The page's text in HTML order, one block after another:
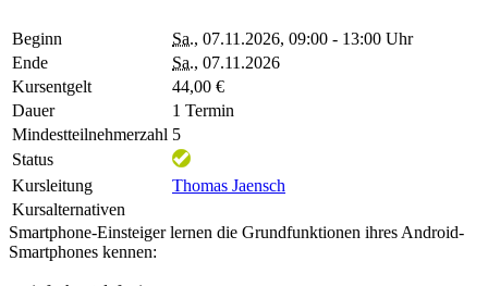
Beginn Sa., 07.11.2026, 09:00 - 13:00 Uhr
Ende
Sa., 07.11.2026
Kursentgelt
44,00 €
Dauer
1 Termin
Mindestteilnehmerzahl 5
Status
Kursleitung
Thomas Jaensch
Kursalternativen
Smartphone-Einsteiger lernen die Grundfunktionen ihres Android-
Smartphones kennen: